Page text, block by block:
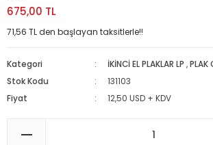
675,00 TL
71,56 TL den başlayan taksitlerle!!
Kategori İKİNCİ EL PLAKLAR LP ,PLAK
Stok Kodu
131103
Fiyat
12,50 USD + KDV